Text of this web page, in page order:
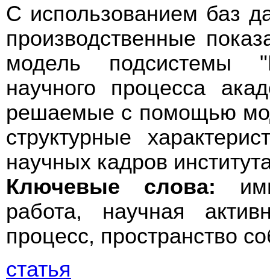
С использованием баз
производственные
модель подсистемы
научного процесса
решаемые с помощью
структурные
научных кадров
Ключевые слова:
работа, научная
процесс, пространство
статья